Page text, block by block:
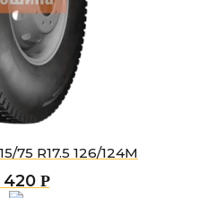
75 R17.5 126/124M
420 Р